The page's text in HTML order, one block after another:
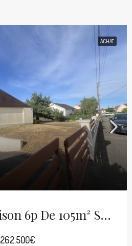
ACHAT
Habsheim Maison 6p De 105m² Sur 8 Ares
262.500€